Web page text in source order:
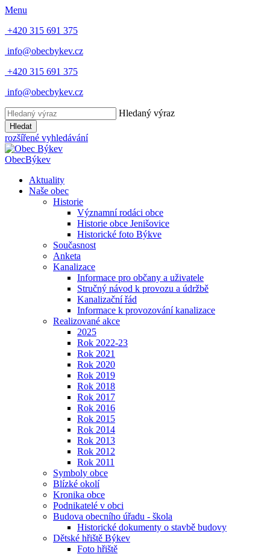
Menu
+420 315 691 375
info@obecbykev.cz
+420 315 691 375
info@obecbykev.cz
Hledaný výraz
Hledat
rozšířené vyhledávání
ObecBýkev
Aktuality
Naše obec
Historie
Významní rodáci obce
Historie obce Jenišovice
Historické foto Býkve
Současnost
Anketa
Kanalizace
Informace pro občany a uživatele
Stručný návod k provozu a údržbě
Kanalizační řád
Informace k provozování kanalizace
Realizované akce
2025
Rok 2022-23
Rok 2021
Rok 2020
Rok 2019
Rok 2018
Rok 2017
Rok 2016
Rok 2015
Rok 2014
Rok 2013
Rok 2012
Rok 2011
Symboly obce
Blízké okolí
Kronika obce
Podnikatelé v obci
Budova obecního úřadu - škola
Historické dokumenty o stavbě budovy
Dětské hřiště Býkev
Foto hřiště